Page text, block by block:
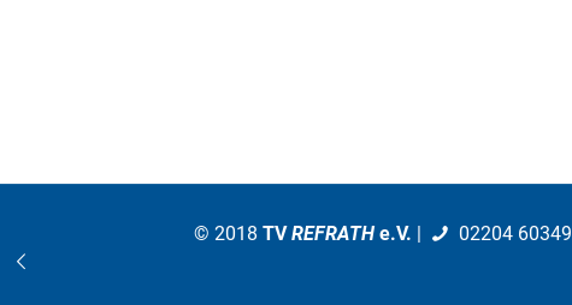
© 2018TVREFRATH e.V. | 02204 60349